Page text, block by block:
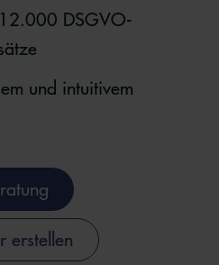
DSGVO-
und intuitivem
erstellen